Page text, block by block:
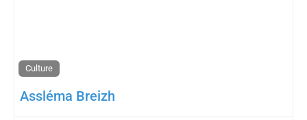
Culture
Assléma Breizh